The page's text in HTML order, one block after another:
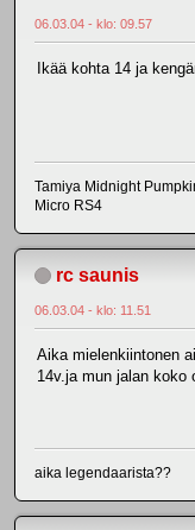
06.03.04 - klo: 09.57
Ikää kohta 14 ja
Tamiya Midnight
Micro RS4
rc saunis
06.03.04 - klo: 11.51
Aika mielenkiintonen
14v.ja mun jalan koko
aika legendaarista??